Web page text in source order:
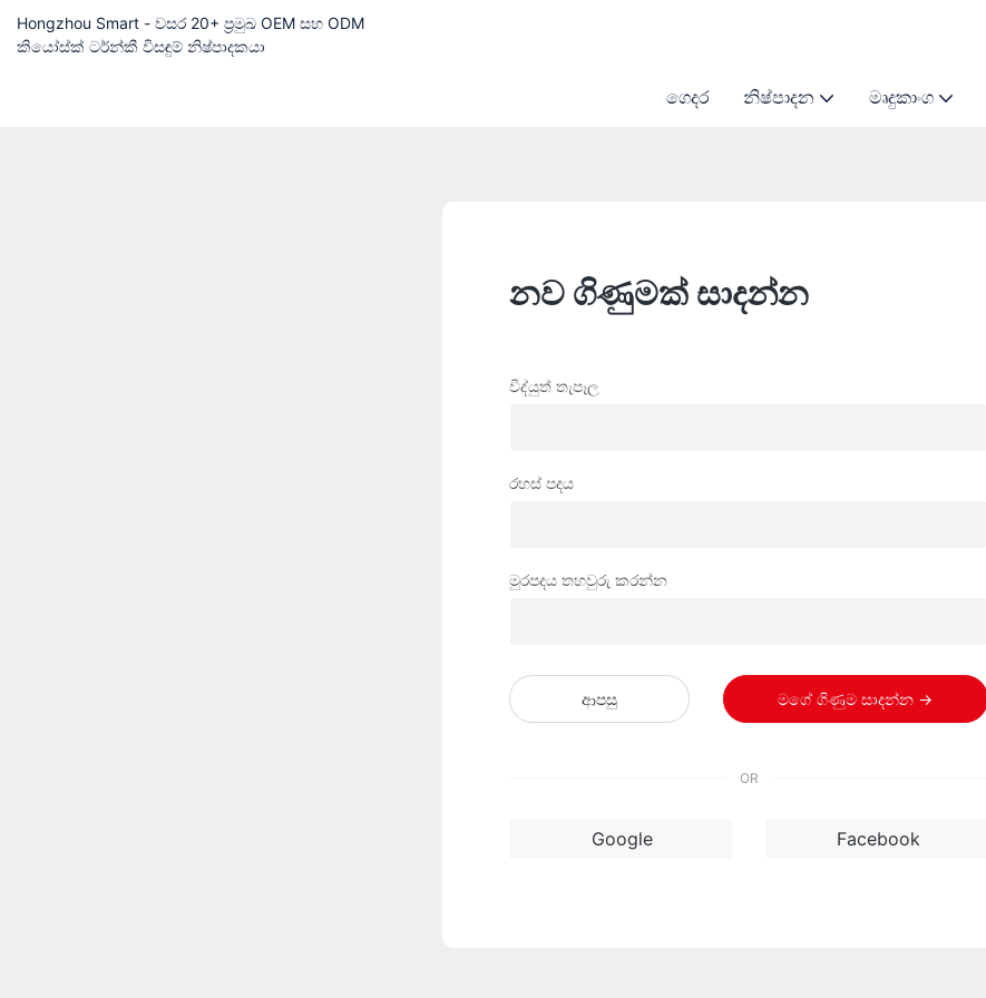
Hongzhou Smart - වසර 20+ ප්‍රමුඛ OEM සහ ODM
කියෝස්ක් ටර්න්කී විසඳුම් නිෂ්පාදකයා
ගෙදර නිෂ්පාදන මෘදුකාංග
නව ගිණුමක් සාදන්න
විද්යුත් තැපෑල
රහස් පදය
මුරපදය තහවුරු කරන්න
ආපසු මගේ ගිණුම සාදන්න →
OR
Google Facebook